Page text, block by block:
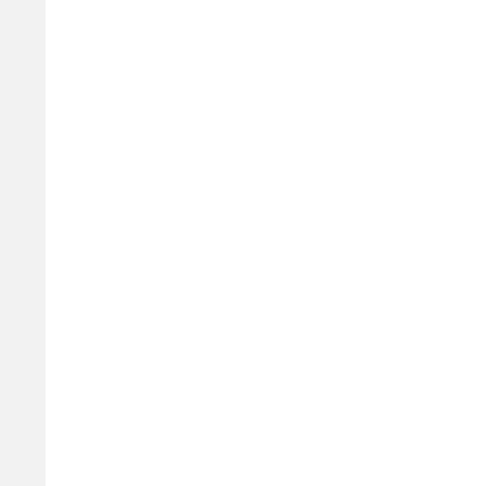
x_{1,1} &\cdots &x_{1,d} \\ \vdots